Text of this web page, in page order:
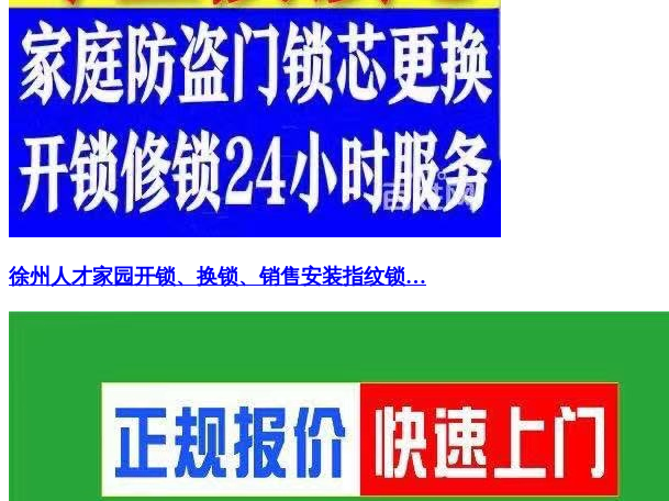
徐州人才家园开锁、换锁、销售安装指纹锁…